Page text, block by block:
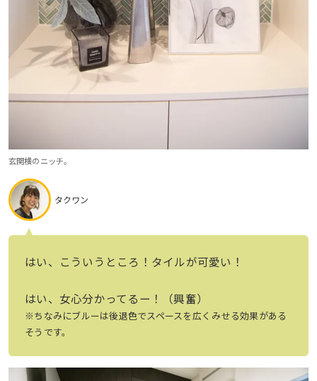
玄関横のニッチ。
タクワン
はい、こういうところ！タイルが可愛い！
はい、女心分かってるー！（興奮）
※ちなみにブルーは後退色でスペースを広くみせる効果がある
そうです。